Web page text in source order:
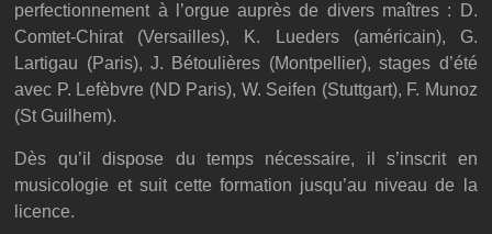
perfectionnement à l’orgue auprès de divers maîtres : D.
Comtet-Chirat (Versailles), K. Lueders (américain), G.
Lartigau (Paris), J. Bétoulières (Montpellier), stages d’été
avec P. Lefèbvre (ND Paris), W. Seifen (Stuttgart), F. Munoz
(St Guilhem).
Dès qu’il dispose du temps nécessaire, il s’inscrit en
musicologie et suit cette formation jusqu’au niveau de la
licence.